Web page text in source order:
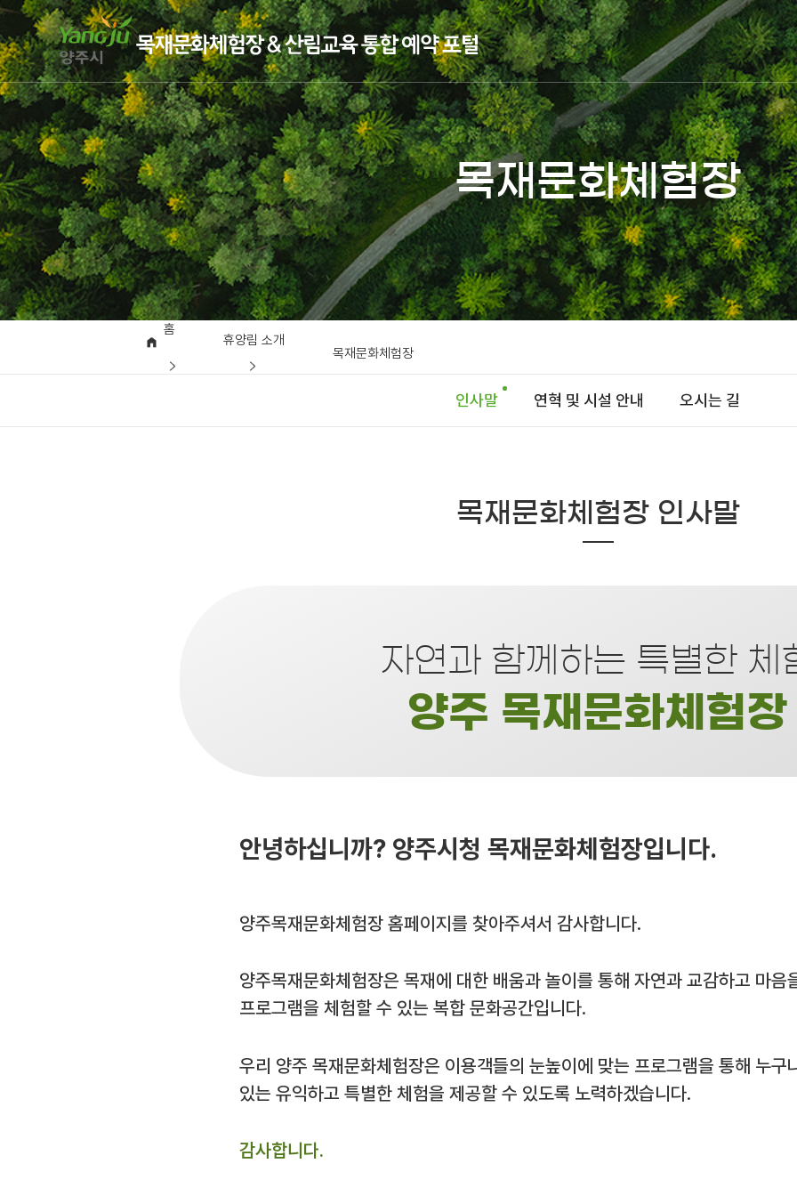
목재문화체험장
홈
휴양림 소개
목재문화체험장
인사말 연혁 및 시설 안내 오시는 길
목재문화체험장 인사말
자연과 함께하는 특별한 체
양주 목재문화체험장
안녕하십니까? 양주시청 목재문화체험장입니다.
양주목재문화체험장 홈페이지를 찾아주셔서 감사합니다.
양주목재문화체험장은 목재에 대한 배움과 놀이를 통해 자연과 교감하고 마음
프로그램을 체험할 수 있는 복합 문화공간입니다.
우리 양주 목재문화체험장은 이용객들의 눈높이에 맞는 프로그램을 통해 누구
있는 유익하고 특별한 체험을 제공할 수 있도록 노력하겠습니다.
감사합니다.